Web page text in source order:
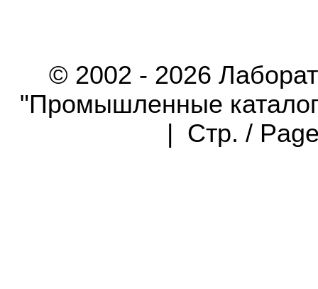
© 2002 - 2026
"Промышленные
| Стр. /